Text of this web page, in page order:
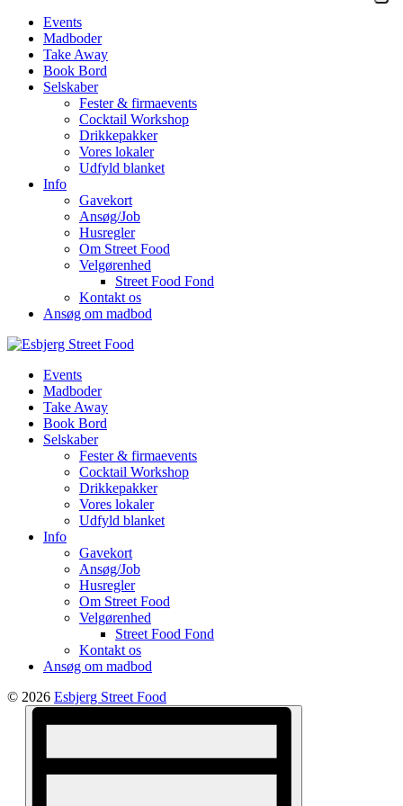
Events
Madboder
Take Away
Book Bord
Selskaber
Fester & firmaevents
Cocktail Workshop
Drikkepakker
Vores lokaler
Udfyld blanket
Info
Gavekort
Ansøg/Job
Husregler
Om Street Food
Velgørenhed
Street Food Fond
Kontakt os
Ansøg om madbod
Events
Madboder
Take Away
Book Bord
Selskaber
Fester & firmaevents
Cocktail Workshop
Drikkepakker
Vores lokaler
Udfyld blanket
Info
Gavekort
Ansøg/Job
Husregler
Om Street Food
Velgørenhed
Street Food Fond
Kontakt os
Ansøg om madbod
© 2026 Esbjerg Street Food
Views
Event
Navigation